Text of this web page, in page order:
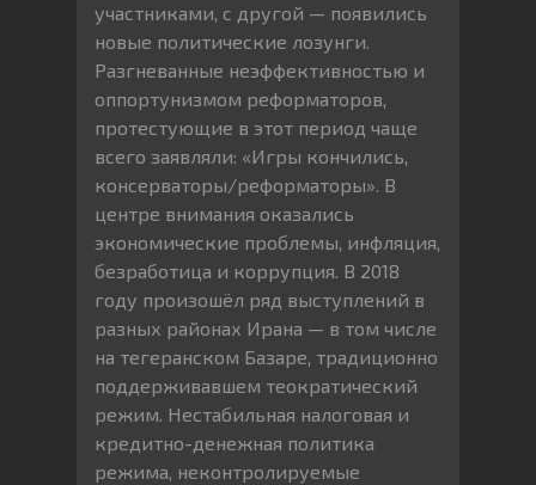
участниками, с другой — появились
новые политические лозунги.
Разгневанные неэффективностью и
оппортунизмом реформаторов,
протестующие в этот период чаще
всего заявляли: «Игры кончились,
консерваторы/реформаторы». В
центре внимания оказались
экономические проблемы, инфляция,
безработица и коррупция. В 2018
году произошёл ряд выступлений в
разных районах Ирана — в том числе
на тегеранском Базаре, традиционно
поддерживавшем теократический
режим. Нестабильная налоговая и
кредитно-денежная политика
режима, неконтролируемые